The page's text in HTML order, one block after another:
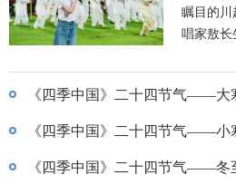
瞩目的
唱家敖
爆款歌
诚与巴蜀
这场全
《四季中国》二十四节气——大
《四季中国》二十四节气——小
《四季中国》二十四节气——冬